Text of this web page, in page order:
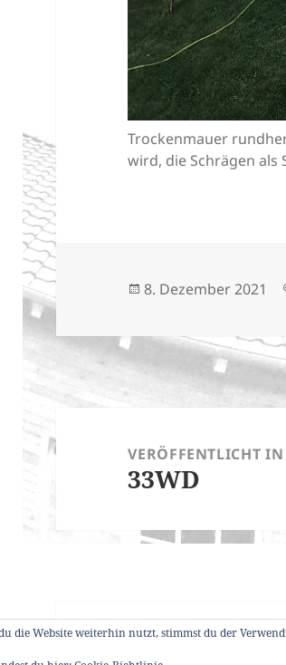
Trockenmauer
wird, die Schrägen als
Veröffentlicht
8. Dezember 2021
VERÖFFENTLICHT IN
33WD
die Website weiterhin nutzt, stimmst du der